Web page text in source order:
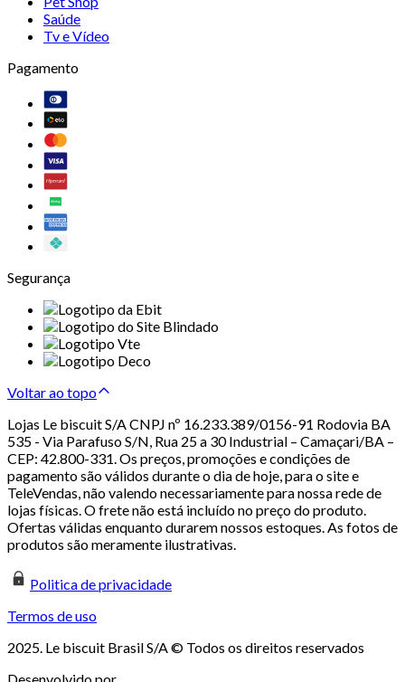
Saúde
Tv e Vídeo
Pagamento
Segurança
Voltar ao topo
Lojas Le biscuit S/A CNPJ nº 16.233.389/0156-91 Rodovia BA
535 - Via Parafuso S/N, Rua 25 a 30 Industrial – Camaçari/BA –
CEP: 42.800-331. Os preços, promoções e condições de
pagamento são válidos durante o dia de hoje, para o site e
TeleVendas, não valendo necessariamente para nossa rede de
lojas físicas. O frete não está incluído no preço do produto.
Ofertas válidas enquanto durarem nossos estoques. As fotos de
produtos são meramente ilustrativas.
Politica de privacidade
Termos de uso
2025. Le biscuit Brasil S/A © Todos os direitos reservados